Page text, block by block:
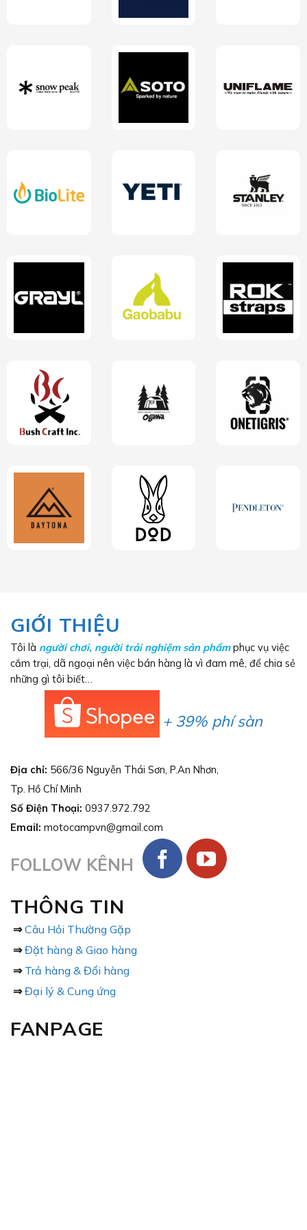
GIỚI THIỆU
Tôi là người chơi, người trải nghiệm sản phẩmphục vụ việc
cắm trại, dã ngoại nên việc bán hàng là vì đam mê, để chia sẻ
những gì tôi biết…
+ 39% phí sàn
Địa chỉ: 566/36 Nguyễn Thái Sơn, P.An Nhơn,
Tp. Hồ Chí Minh
Số Điện Thoại: 0937.972.792
Email: motocampvn@gmail.com
FOLLOW KÊNH
THÔNG TIN
⇒ Câu Hỏi Thường Gặp
⇒ Đặt hàng & Giao hàng
⇒ Trả hàng & Đổi hàng
⇒ Đại lý & Cung ứng
FANPAGE